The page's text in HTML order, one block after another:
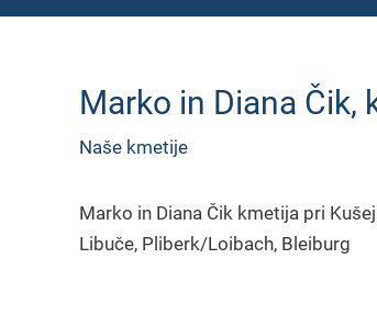
Marko in Diana Čik,
Naše kmetije
Marko in Diana Čik kmetija pri
Libuče, Pliberk/Loibach, Bleiburg